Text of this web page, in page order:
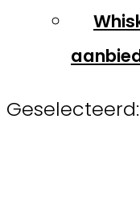
Geselecteerd: